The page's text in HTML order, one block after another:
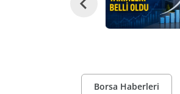
Borsa Haberleri